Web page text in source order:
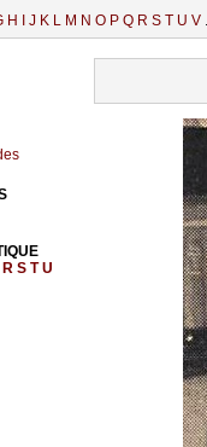
H J K L M N O P Q R S T U V
R S TU